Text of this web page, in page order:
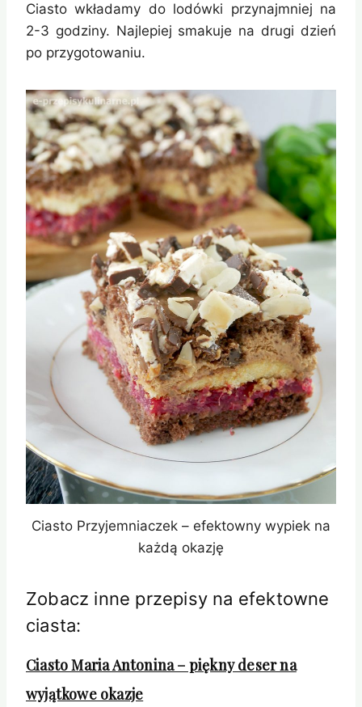
Ciasto wkładamy do lodówki przynajmniej na
2-3 godziny. Najlepiej smakuje na drugi dzień
po przygotowaniu.
Ciasto Przyjemniaczek – efektowny wypiek na
każdą okazję
Zobacz inne przepisy na efektowne
ciasta:
Ciasto Maria Antonina – piękny deser na
wyjątkowe okazje